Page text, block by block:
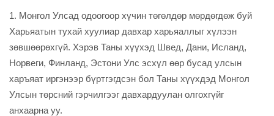
1. Монгол Улсад одоогоор хүчин төгөлдөр мөрдөгдөж буй
Харьяатын тухай хуулиар давхар харьяаллыг хүлээн
зөвшөөрөхгүй. Хэрэв Таны хүүхэд Швед, Дани, Исланд,
Норвеги, Финланд, Эстони Улс эсхүл өөр бусад улсын
харъяат иргэнээр бүртгэгдсэн бол Таны хүүхдэд Монгол
Улсын төрсний гэрчилгээг давхардуулан олгохгүйг
анхаарна уу.